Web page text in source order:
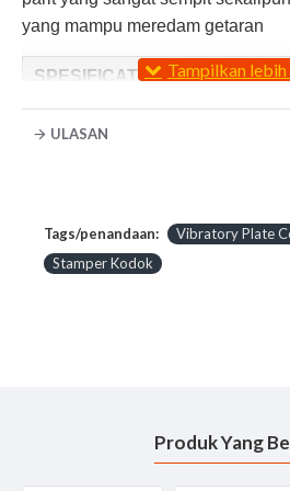
yang mampu meredam getaran
SPESIFICATION Wacker
Engine : Wacker Neuson, 4
Fuel Used : Gasoline
Base Plate Size : 500 x 588
Centrifugal Force : 15 KN
Fuel Concumption : 1.5 Ltr /
yang sederhana.
Bantalan exciter yang
ULASAN
Tags/penandaan:
Vibratory Plate
Stamper Kodok
Produk Yang